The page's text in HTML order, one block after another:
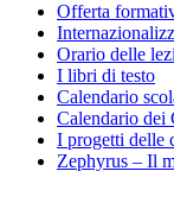
Offerta
Orario delle
I libri di testo
Calendario
Calendario dei
I progetti delle
Zephyrus – Il